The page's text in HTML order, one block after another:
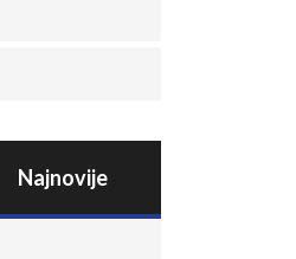
Najnovije